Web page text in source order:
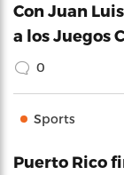
Con Juan
a los Juegos
0
Sports
Puerto Rico